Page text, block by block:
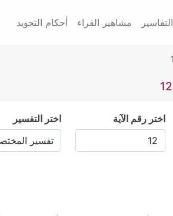
التفاسير مشاهير القراء أحكام التجويد
اختر رقم الآية اختر التفسير